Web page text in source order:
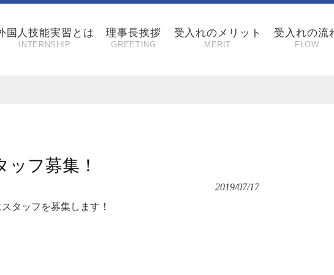
国人技能実習とは
INTERNSHIP
理事長挨拶
GREETING
受入れのメリット
MERIT
受入れの流
FLOW
ッフ募集！
2019/07/17
タッフを募集します！